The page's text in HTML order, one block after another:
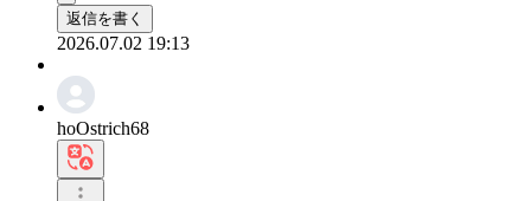
返信を書く
2026.07.02 19:13
hoOstrich68